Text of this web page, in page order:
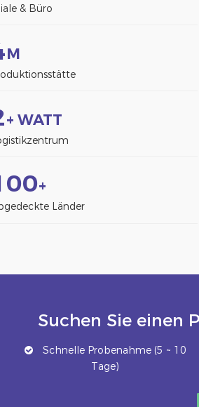
& Büro
M
+ WATT
00+
Länder
Suchen Sie einen
Schnelle Probenahme (5 ~ 10
Tage)